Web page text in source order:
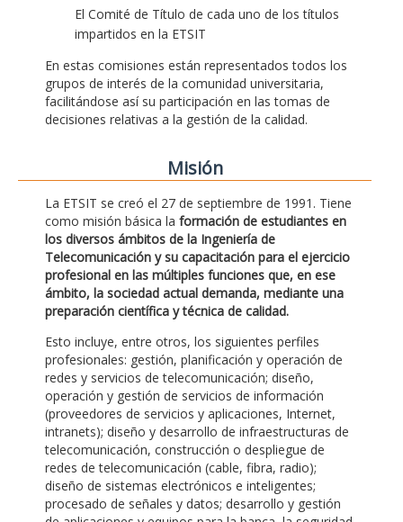
El Comité de Título de cada uno de los títulos
impartidos en la ETSIT
En estas comisiones están representados todos los
grupos de interés de la comunidad universitaria,
facilitándose así su participación en las tomas de
decisiones relativas a la gestión de la calidad.
Misión
La ETSIT se creó el 27 de septiembre de 1991. Tiene
como misión básica la formación de estudiantes en
los diversos ámbitos de la Ingeniería de
Telecomunicación y su capacitación para el ejercicio
profesional en las múltiples funciones que, en ese
ámbito, la sociedad actual demanda, mediante una
preparación científica y técnica de calidad.
Esto incluye, entre otros, los siguientes perfiles
profesionales: gestión, planificación y operación de
redes y servicios de telecomunicación; diseño,
operación y gestión de servicios de información
(proveedores de servicios y aplicaciones, Internet,
intranets); diseño y desarrollo de infraestructuras de
telecomunicación, construcción o despliegue de
redes de telecomunicación (cable, fibra, radio);
diseño de sistemas electrónicos e inteligentes;
procesado de señales y datos; desarrollo y gestión